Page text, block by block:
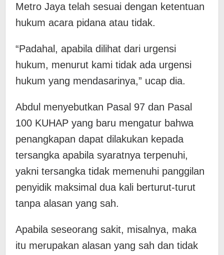
Metro Jaya telah sesuai dengan ketentuan
hukum acara pidana atau tidak.
“Padahal, apabila dilihat dari urgensi
hukum, menurut kami tidak ada urgensi
hukum yang mendasarinya,” ucap dia.
Abdul menyebutkan Pasal 97 dan Pasal
100 KUHAP yang baru mengatur bahwa
penangkapan dapat dilakukan kepada
tersangka apabila syaratnya terpenuhi,
yakni tersangka tidak memenuhi panggilan
penyidik maksimal dua kali berturut-turut
tanpa alasan yang sah.
Apabila seseorang sakit, misalnya, maka
itu merupakan alasan yang sah dan tidak